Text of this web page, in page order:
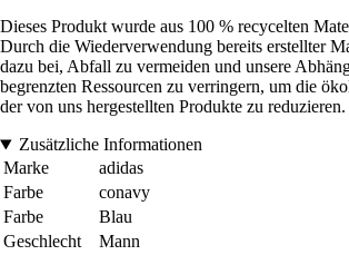
Dieses Produkt wurde aus 100 % recycelten
Durch die Wiederverwendung bereits erstellter
dazu bei, Abfall zu vermeiden und unsere
begrenzten Ressourcen zu verringern, um die
der von uns hergestellten Produkte zu reduzieren.
Zusätzliche Informationen
Marke
adidas
Farbe
conavy
Farbe
Blau
Geschlecht
Mann